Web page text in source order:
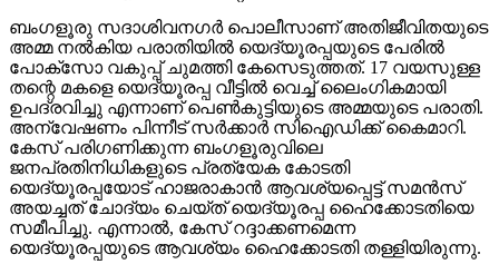
ബംഗളൂരു സദാശിവനഗര്‍ പൊലീസാണ് അതിജീവിതയുടെ
അമ്മ നല്‍കിയ പരാതിയില്‍ യെദ്യൂരപ്പയുടെ പേരില്‍
പോക്‌സോ വകുപ്പ് ചുമത്തി കേസെടുത്തത്. 17 വയസുള്ള
തന്റെ മകളെ യെദ്യൂരപ്പ വീട്ടില്‍ വെച്ച് ലൈംഗികമായി
ഉപദ്രവിച്ചു എന്നാണ് പെണ്‍കുട്ടിയുടെ അമ്മയുടെ പരാതി.
അന്വേഷണം പിന്നീട് സര്‍ക്കാര്‍ സിഐഡിക്ക് കൈമാറി.
കേസ് പരിഗണിക്കുന്ന ബംഗളൂരുവിലെ
ജനപ്രതിനിധികളുടെ പ്രത്യേക കോടതി
യെദ്യൂരപ്പയോട് ഹാജരാകാന്‍ ആവശ്യപ്പെട്ട് സമന്‍സ്
അയച്ചത് ചോദ്യം ചെയ്ത് യെദ്യൂരപ്പ ഹൈക്കോടതിയെ
സമീപിച്ചു. എന്നാല്‍, കേസ് റദ്ദാക്കണമെന്ന
യെദ്യൂരപ്പയുടെ ആവശ്യം ഹൈക്കോടതി തള്ളിയിരുന്നു.